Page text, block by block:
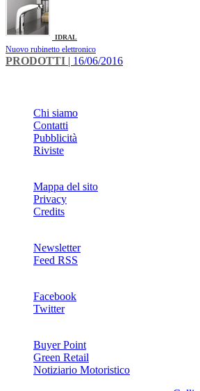
IDRAL
Nuovo rubinetto elettronico
PRODOTTI | 16/06/2016
Chi siamo
Contatti
Pubblicità
Riviste
Mappa del sito
Privacy
Credits
Newsletter
Feed RSS
Facebook
Twitter
Buyer Point
Green Retail
Notiziario Motoristico